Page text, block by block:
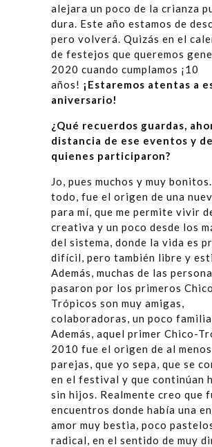
alejara un poco de la crianza
dura. Este año estamos de
pero volverá. Quizás en el
de festejos que queremos
2020 cuando cumplamos ¡10
años! ¡Estaremos atentas a
aniversario!
¿Qué recuerdos guardas,
distancia de ese eventos y de
quienes participaron?
Jo, pues muchos y muy
todo, fue el origen de una
para mí, que me permite vivir
creativa y un poco desde los
del sistema, donde la vida es
difícil, pero también libre y
Además, muchas de las
pasaron por los primeros
Trópicos son muy amigas,
colaboradoras, un poco
Además, aquel primer Chico-
2010 fue el origen de al
parejas, que yo sepa, que se
en el festival y que continúan
sin hijos. Realmente creo que
encuentros donde había una
amor muy bestia, poco
radical, en el sentido de muy